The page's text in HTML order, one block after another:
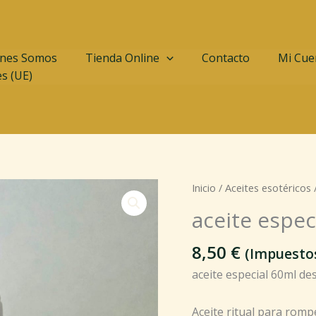
Somos Tienda Online Contacto Mi
(UE)
Inicio / Aceites esotéricos
aceite
8,50 €
aceite especial 60ml
Aceite ritual para
aceite
60ml
cantidad